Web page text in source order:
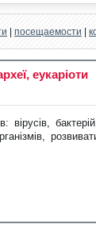
| посещаемости |
еукаріоти
вірусів,